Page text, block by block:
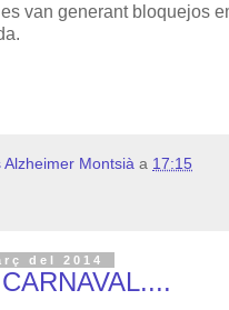
van generant bloquejos
Montsià a 17:15
del 2014